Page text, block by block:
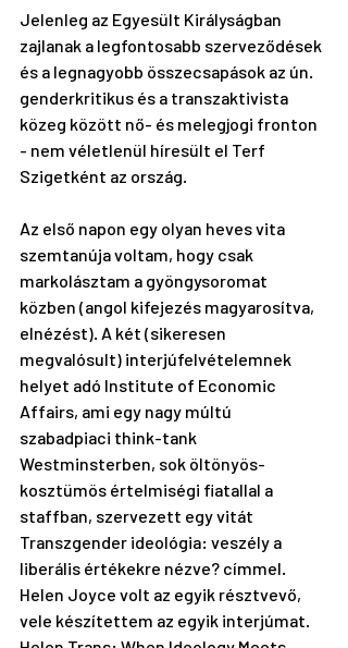
Jelenleg az Egyesült Királyságban
zajlanak a legfontosabb szerveződések
és a legnagyobb összecsapások az ún.
genderkritikus és a transzaktivista
közeg között nő- és melegjogi fronton
- nem véletlenül híresült el Terf
Szigetként az ország.
Az első napon egy olyan heves vita
szemtanúja voltam, hogy csak
markolásztam a gyöngysoromat
közben (angol kifejezés magyarosítva,
elnézést). A két (sikeresen
megvalósult) interjúfelvételemnek
helyet adó Institute of Economic
Affairs, ami egy nagy múltú
szabadpiaci think-tank
Westminsterben, sok öltönyös-
kosztümös értelmiségi fiatallal a
staffban, szervezett egy vitát
Transzgender ideológia: veszély a
liberális értékekre nézve? címmel.
Helen Joyce volt az egyik résztvevő,
vele készítettem az egyik interjúmat.